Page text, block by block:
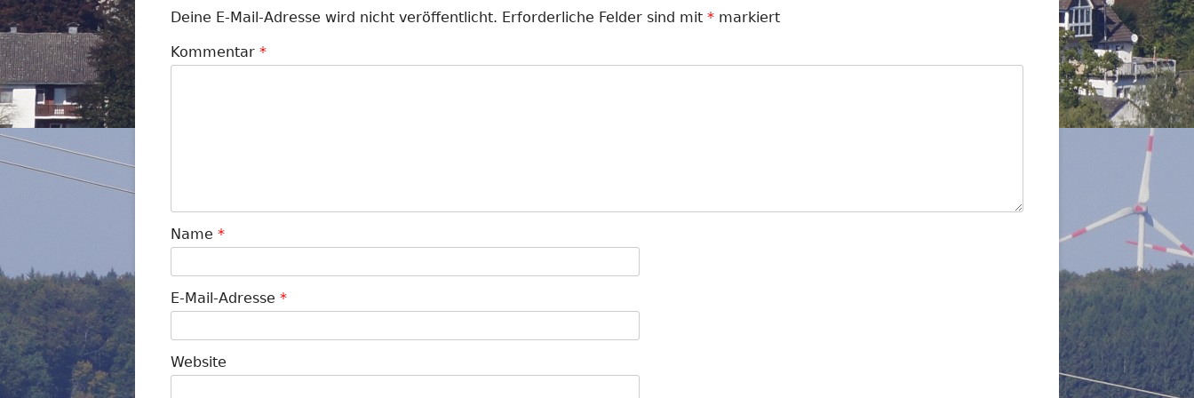
Deine E-Mail-Adresse wird nicht veröffentlicht. Erforderliche Felder sind mit * markiert
Kommentar *
Name *
E-Mail-Adresse *
Website